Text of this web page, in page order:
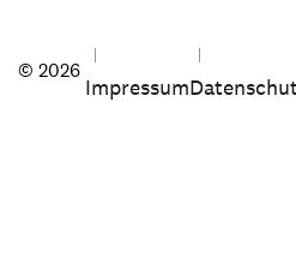
© 2026
Impressum